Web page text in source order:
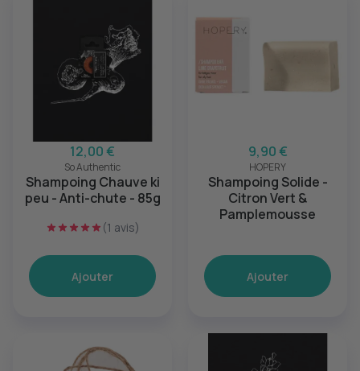
12,00 €
So Authentic
Shampoing Chauve ki
peu - Anti-chute - 85g
(1 avis)
Ajouter
9,90 €
HOPERY
Shampoing Solide -
Citron Vert &
Pamplemousse
Ajouter